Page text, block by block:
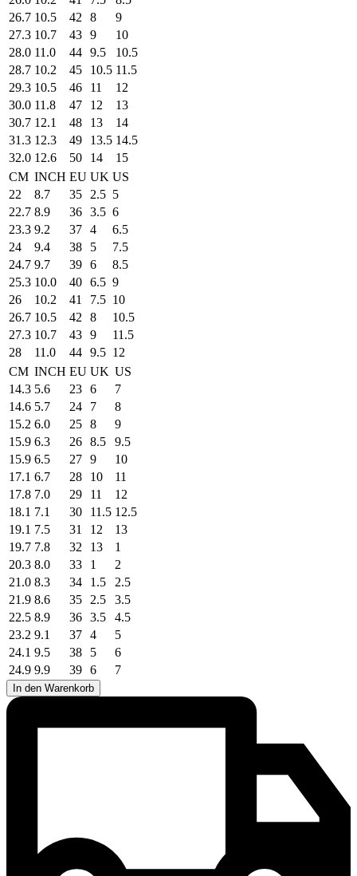
26.7 10.5 42 8
9
27.3 10.7 43 9
10
28.0 11.0 44 9.5
10.5
28.7 10.2 45 10.5 11.5
29.3 10.5 46 11
12
30.0 11.8 47 12
13
30.7 12.1 48 13
14
31.3 12.3 49 13.5 14.5
32.0 12.6 50 14
15
CM INCH EU UK US
22
8.7 35 2.5 5
22.7 8.9 36 3.5 6
23.3 9.2 37 4
6.5
24
9.4 38 5
7.5
24.7 9.7 39 6
8.5
25.3 10.0 40 6.5 9
26
10.2 41 7.5 10
26.7 10.5 42 8
10.5
27.3 10.7 43 9
11.5
28
11.0 44 9.5 12
CM INCH EU UK US
14.3 5.6 23 6
7
14.6 5.7 24 7
8
15.2 6.0 25 8
9
15.9 6.3 26 8.5
9.5
15.9 6.5 27 9
10
17.1 6.7 28 10
11
17.8 7.0 29 11
12
18.1 7.1 30 11.5 12.5
19.1 7.5 31 12
13
19.7 7.8 32 13
1
20.3 8.0 33 1
2
21.0 8.3 34 1.5
2.5
21.9 8.6 35 2.5
3.5
22.5 8.9 36 3.5
4.5
23.2 9.1 37 4
5
24.1 9.5 38 5
6
24.9 9.9 39 6 7
In den Warenkorb